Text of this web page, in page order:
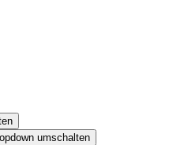
umschalten